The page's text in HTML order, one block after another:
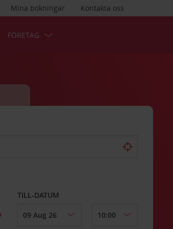
Kontakta oss
Mina bokningar
FÖRETAG
TILL-DATUM